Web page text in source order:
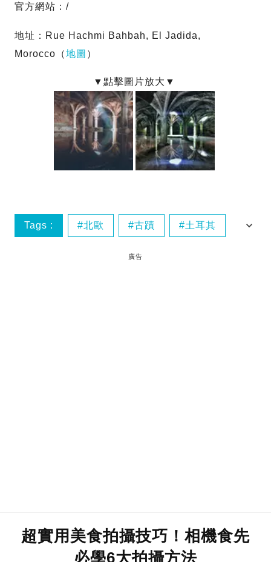
官方網站：/
地址：Rue Hachmi Bahbah, El Jadida,
Morocco（地圖 ）
Tags : 北歐 古蹟 土耳其
廣告
超實用美食拍攝技巧！相機食先
必學6大拍攝方法